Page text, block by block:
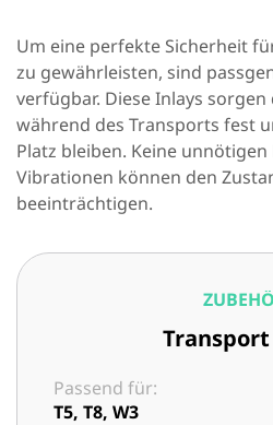
Um eine perfekte Sicherheit
zu gewährleisten, sind
verfügbar. Diese Inlays
während des Transports fest
Platz bleiben. Keine
Vibrationen können den
beeinträchtigen.
Transport
Passend für:
T5, T8, W3